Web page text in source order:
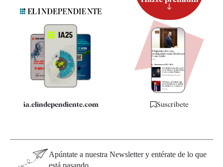
Quiénes somos
Especificaciones
ia.elindependiente.com Suscríbete
Apúntate a nuestra Newsletter y entérate de lo que
está pasando